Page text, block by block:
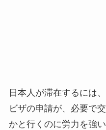
日本人が滞在するには
ビザの申請が、必要で
かと行くのに労力を強